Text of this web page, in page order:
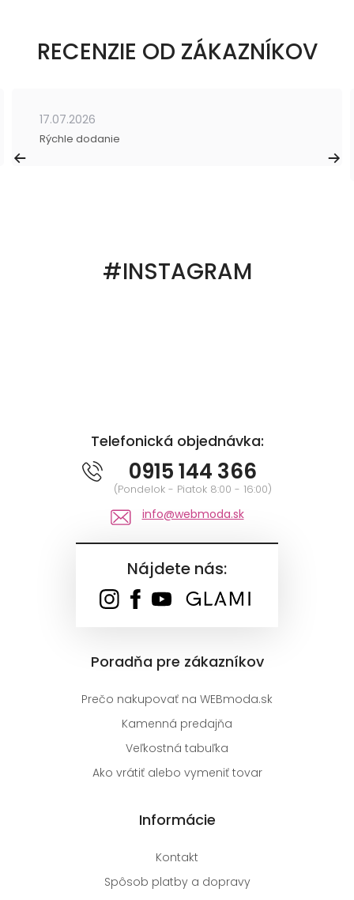
RECENZIE OD ZÁKAZNÍKOV
17.07.2026
Rýchle dodanie
#INSTAGRAM
Telefonická objednávka:
0915 144 366
(Pondelok - Piatok 8:00 - 16:00)
info@webmoda.sk
Nájdete nás:
Poradňa pre zákazníkov
Prečo nakupovať na WEBmoda.sk
Kamenná predajňa
Veľkostná tabuľka
Ako vrátiť alebo vymeniť tovar
Informácie
Kontakt
Spôsob platby a dopravy